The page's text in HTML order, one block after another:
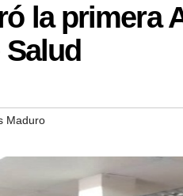
la primera
Maduro